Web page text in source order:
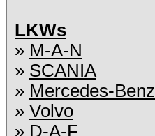
LKWs
» M-A-N
» SCANIA
» Mercedes-Benz
» Volvo
» D-A-F